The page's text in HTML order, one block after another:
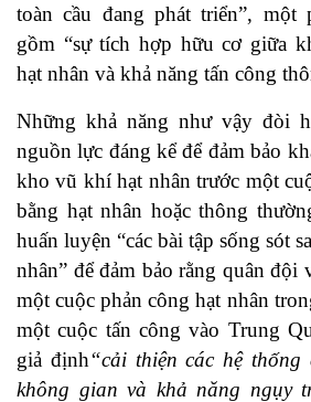
toàn cầu đang phát triển”, một
gồm “sự tích hợp hữu cơ giữa
hạt nhân và khả năng tấn công
Những khả năng như vậy đòi
nguồn lực đáng kể để đảm bảo
kho vũ khí hạt nhân trước một
bằng hạt nhân hoặc thông
huấn luyện “các bài tập sống sót
nhân” để đảm bảo rằng quân đội
một cuộc phản công hạt nhân
một cuộc tấn công vào Trung
giả định“cải thiện các hệ thống
không gian và khả năng ngụy